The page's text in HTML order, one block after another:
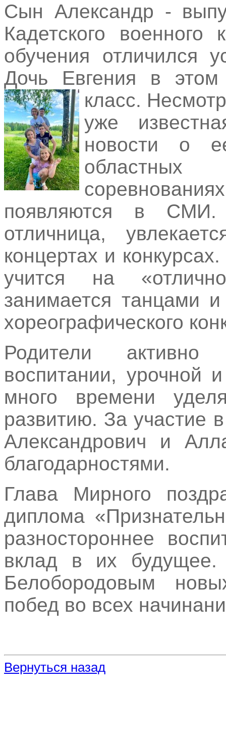
Сын Александр -
Кадетского
обучения отличился
Дочь Евгения в этом
класс.
уже
новости о
появляются в
отличница,
концертах и
учится на
занимается танцами и
хореографического
Родители
воспитании, урочной
много времени
развитию. За участие
Александрович и
благодарностями.
Глава Мирного
диплома
разностороннее
вклад в их
Белобородовым
побед во всех
Вернуться назад